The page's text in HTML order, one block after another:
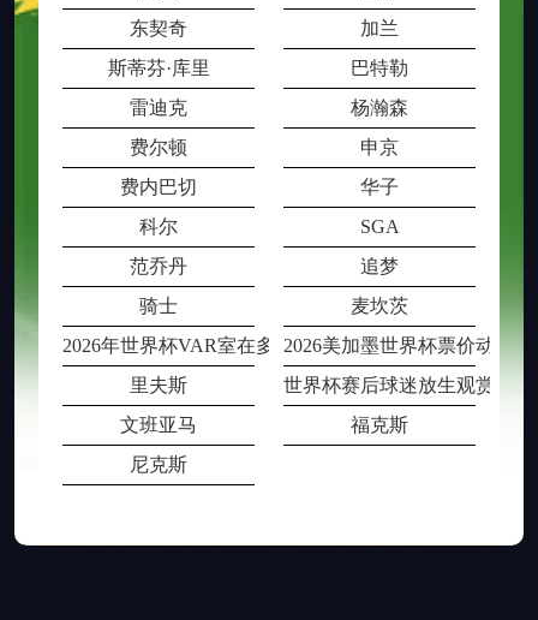
东契奇
加兰
斯蒂芬·库里
巴特勒
雷迪克
杨瀚森
费尔顿
申京
费内巴切
华子
科尔
SGA
范乔丹
追梦
骑士
麦坎茨
2026年世界杯VAR室在多场比赛同时段2026美加墨世界杯票价动态
里夫斯
世界杯赛后球迷放生观赏鱼被
文班亚马
福克斯
尼克斯